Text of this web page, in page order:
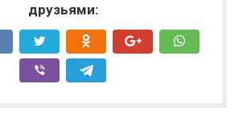
друзьями: